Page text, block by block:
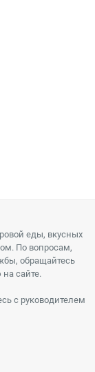
еды, вкусных
По вопросам,
обращайтесь
сайте.
с руководителем